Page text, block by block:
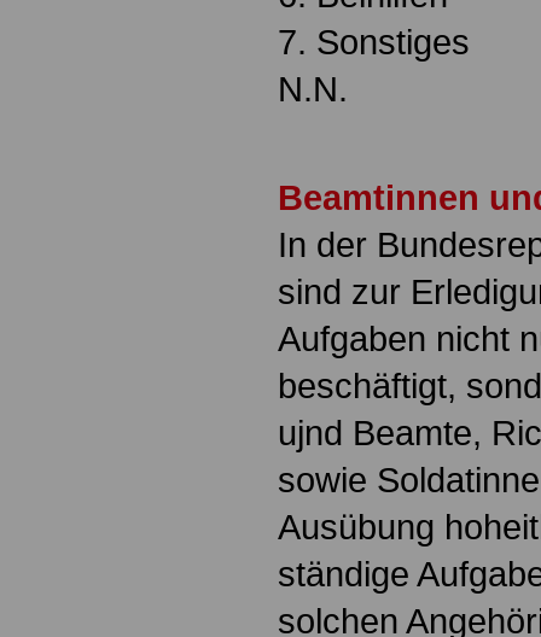
7. Sonstiges
N.N.
Beamtinnen
In der
sind zur
Aufgaben nicht
beschäftigt,
ujnd Beamte,
sowie
Ausübung
ständige
solchen